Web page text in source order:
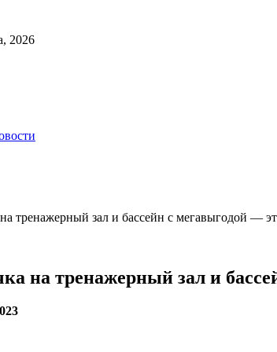
2026
на тренажерный зал и бассейн с мегавыгодой —
на тренажерный зал и